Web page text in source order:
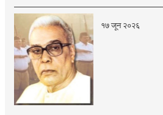
१७ जून २०२६